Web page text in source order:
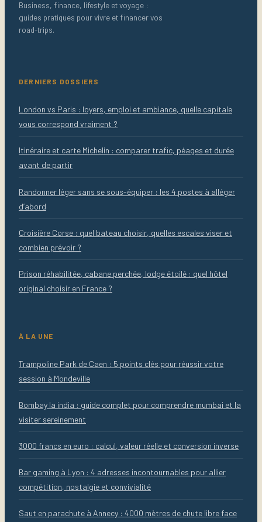
Business, finance, lifestyle et voyage :
guides pratiques pour vivre et financer vos
road-trips.
DERNIERS DOSSIERS
London vs Paris : loyers, emploi et ambiance, quelle capitale
vous correspond vraiment ?
Itinéraire et carte Michelin : comparer trafic, péages et durée
avant de partir
Randonner léger sans se sous-équiper : les 4 postes à alléger
d’abord
Croisière Corse : quel bateau choisir, quelles escales viser et
combien prévoir ?
Prison réhabilitée, cabane perchée, lodge étoilé : quel hôtel
original choisir en France ?
À LA UNE
Trampoline Park de Caen : 5 points clés pour réussir votre
session à Mondeville
Bombay la india : guide complet pour comprendre mumbai et la
visiter sereinement
3000 francs en euro : calcul, valeur réelle et conversion inverse
Bar gaming à Lyon : 4 adresses incontournables pour allier
compétition, nostalgie et convivialité
Saut en parachute à Annecy : 4000 mètres de chute libre face